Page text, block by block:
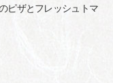
ピザとフレッシュトマ